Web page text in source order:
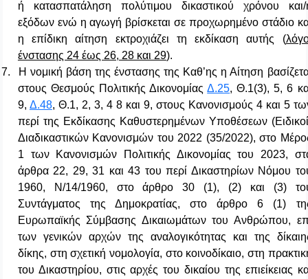
ή κατασπατάληση πολύτιμου δικαστικού χρόνου και/
εξόδων ενώ η αγωγή βρίσκεται σε προχωρημένο στάδιο
η επίδικη αίτηση εκτροχιάζει τη εκδίκαση αυτής (
ένστασης 24 έως 26, 28 και 29).
7.
Η νομική βάση της ένστασης της Καθ’ης η Αίτηση
στους Θεσμούς Πολιτικής ΔικονομίαςΔ.25, Θ.1(3), 5, 6
9, Δ.48, Θ.1, 2, 3, 4 8 και 9, στους Κανονισμούς 4 και 5
περί της Εκδίκασης Καθυστερημένων Υποθέσεων
Διαδικαστικών Κανονισμών του 2022 (35/2022), στο
1 των Κανονισμών Πολιτικής Δικονομίας του 2023,
άρθρα 22, 29, 31 και 43 του περί Δικαστηρίων Νόμου
1960, Ν/14/1960, στο άρθρο 30 (1), (2) και (3)
Συντάγματος της Δημοκρατίας, στο άρθρο 6 (1)
Ευρωπαϊκής Σύμβασης Δικαιωμάτων του Ανθρώπου,
των γενικών αρχών της αναλογικότητας και της
δίκης, στη σχετική νομολογία, στο κοινοδίκαιο, στη
του Δικαστηρίου, στις αρχές του δικαίου της επιείκειας